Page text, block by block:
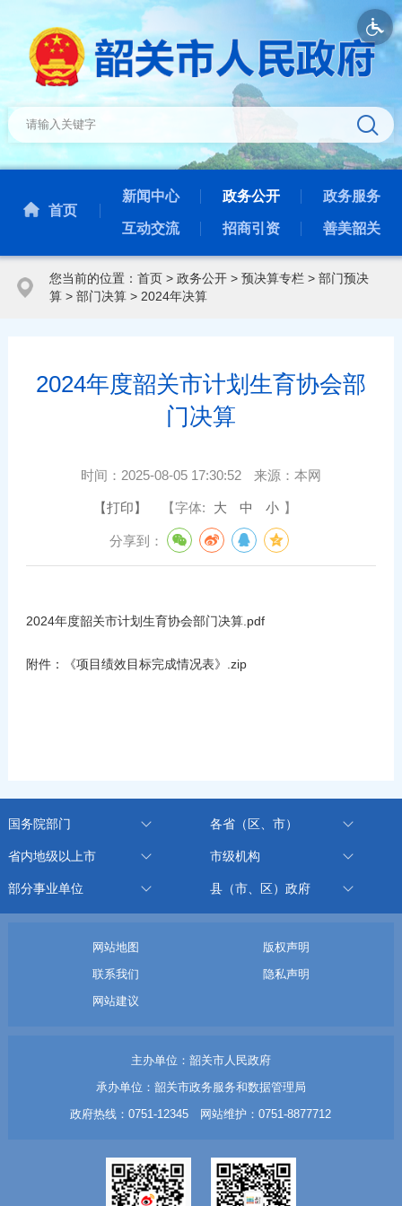
首页
新闻中心 政务公开 政务服务
互动交流 招商引资 善美韶关
您当前的位置： 首页> 政务公开> 预决算专栏> 部门预决
算> 部门决算> 2024年决算
2024年度韶关市计划生育协会部
门决算
时间： 2025-08-05 17:30:52 来源： 本网
【打印】 【字体: 大 中 小 】
分享到：
2024年度韶关市计划生育协会部门决算.pdf
附件： 《项目绩效目标完成情况表》.zip
国务院部门 各省（区、市）
省内地级以上市 市级机构
部分事业单位 县（市、区）政府
网站地图
版权声明
联系我们
隐私声明
网站建议
主办单位：韶关市人民政府
承办单位：韶关市政务服务和数据管理局
政府热线：0751-12345 网站维护：0751-8877712